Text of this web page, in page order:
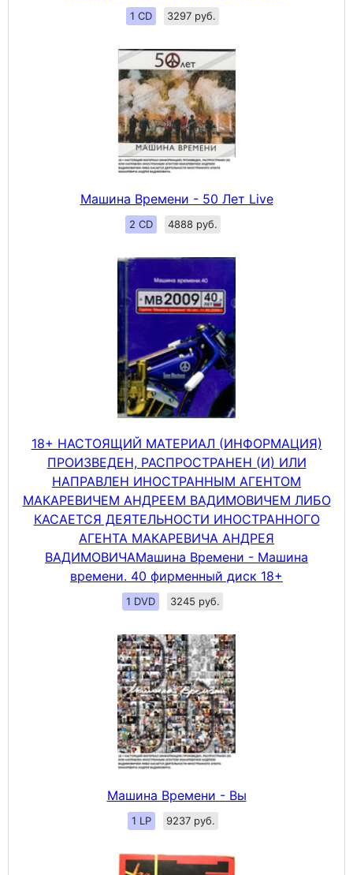
1 CD 3297 руб.
Машина Времени - 50 Лет Live
2 CD 4888 руб.
18+ НАСТОЯЩИЙ МАТЕРИАЛ (ИНФОРМАЦИЯ)
ПРОИЗВЕДЕН, РАСПРОСТРАНЕН (И) ИЛИ
НАПРАВЛЕН ИНОСТРАННЫМ АГЕНТОМ
МАКАРЕВИЧЕМ АНДРЕЕМ ВАДИМОВИЧЕМ ЛИБО
КАСАЕТСЯ ДЕЯТЕЛЬНОСТИ ИНОСТРАННОГО
АГЕНТА МАКАРЕВИЧА АНДРЕЯ
ВАДИМОВИЧАМашина Времени - Машина
времени. 40 фирменный диск 18+
1 DVD 3245 руб.
Машина Времени - Вы
1 LP 9237 руб.